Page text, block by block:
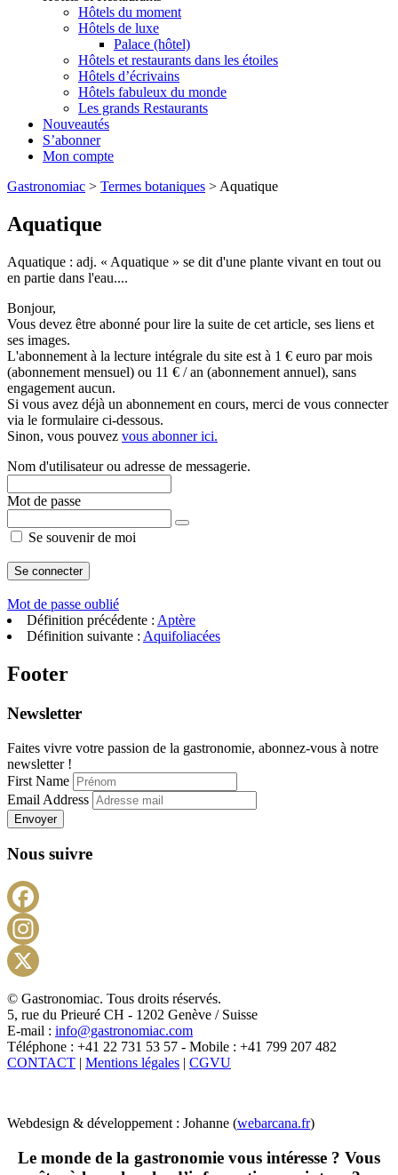
Hôtels du moment
Hôtels de luxe
Palace (hôtel)
Hôtels et restaurants dans les étoiles
Hôtels d’écrivains
Hôtels fabuleux du monde
Les grands Restaurants
Nouveautés
S’abonner
Mon compte
Gastronomiac > Termes botaniques > Aquatique
Aquatique
Aquatique : adj. « Aquatique » se dit d'une plante vivant en tout ou
en partie dans l'eau....
Bonjour,
Vous devez être abonné pour lire la suite de cet article, ses liens et
ses images.
L'abonnement à la lecture intégrale du site est à 1 € euro par mois
(abonnement mensuel) ou 11 € / an (abonnement annuel), sans
engagement aucun.
Si vous avez déjà un abonnement en cours, merci de vous connecter
via le formulaire ci-dessous.
Sinon, vous pouvez vous abonner ici.
Nom d'utilisateur ou adresse de messagerie.
Mot de passe
Se souvenir de moi
Mot de passe oublié
Définition précédente : Aptère
Définition suivante : Aquifoliacées
Footer
Newsletter
Faites vivre votre passion de la gastronomie, abonnez-vous à notre
newsletter !
First Name
Email Address
Envoyer
Nous suivre
X
© Gastronomiac. Tous droits réservés.
5, rue du Prieuré CH - 1202 Genève / Suisse
E-mail : info@gastronomiac.com
Téléphone : +41 22 731 53 57 - Mobile : +41 799 207 482
CONTACT | Mentions légales | CGVU
Webdesign & développement : Johanne (webarcana.fr)
Le monde de la gastronomie vous intéresse ? Vous